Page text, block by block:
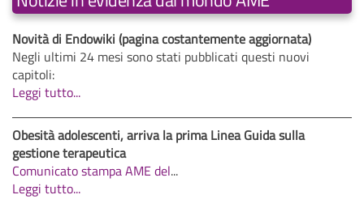
Novità di Endowiki (pagina costantemente aggiornata)
Negli ultimi 24 mesi sono stati pubblicati questi nuovi
capitoli:
Leggi tutto...
Obesità adolescenti, arriva la prima Linea Guida sulla
gestione terapeutica
Comunicato stampa AME del...
Leggi tutto...